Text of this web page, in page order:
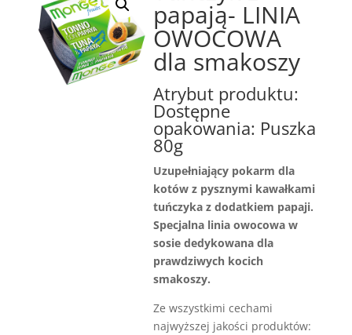
papają- LINIA
OWOCOWA
dla smakoszy
Atrybut produktu:
Dostępne
opakowania: Puszka
80g
Uzupełniający pokarm dla
kotów z pysznymi kawałkami
tuńczyka z dodatkiem papaji.
Specjalna linia owocowa w
sosie dedykowana dla
prawdziwych kocich
smakoszy.
Ze wszystkimi cechami
najwyższej jakości produktów: